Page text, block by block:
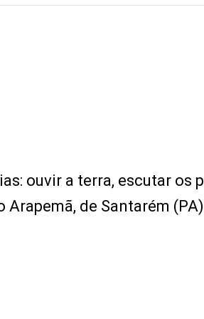
ouvir a terra, escutar os
de Santarém (PA)